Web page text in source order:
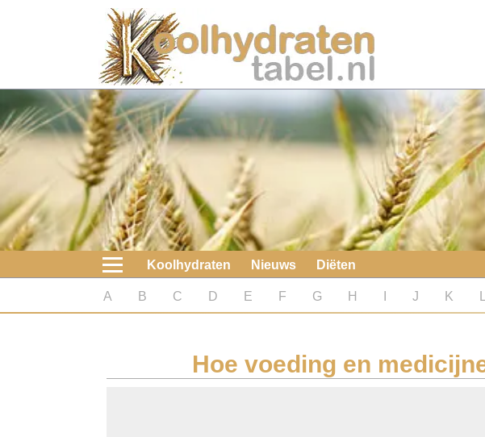
Koolhydraten
Nieuws
Koolhydraatarme diëten
Boeken
koolhydraatarme diëten
Diabetes test
Koolhydraten Nieuws Diëten
A B C D E F G H J K
Hoe voeding en